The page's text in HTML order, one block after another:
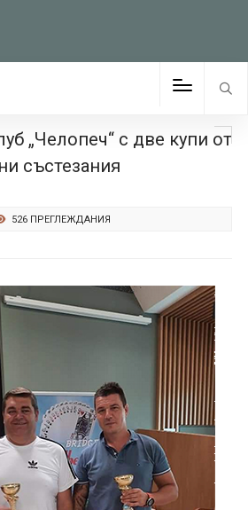
„Челопеч“ с две купи от
състезания
526 ПРЕГЛЕЖДАНИЯ